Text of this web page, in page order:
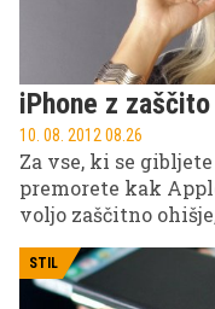
iPhone z zaščito
10. 08. 2012 08.26
Za vse, ki se
premorete kak
voljo zaščitno
tudi vas.
STIL